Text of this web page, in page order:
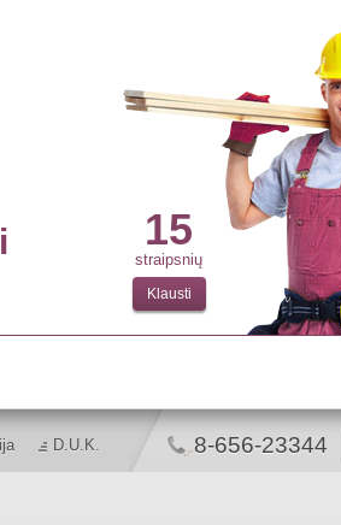
15
straipsnių
Klausti
D.U.K. 8-656-23344